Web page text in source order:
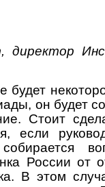
директор
он будет
Стоит
если
собирается
России от
В этом